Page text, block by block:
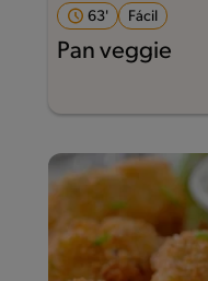
63' Fácil
Pan veggie